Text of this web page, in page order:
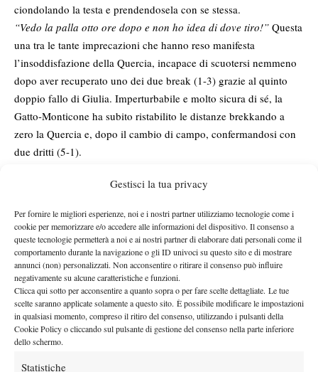
Gestisci la tua privacy
Per fornire le migliori esperienze, noi e i nostri partner utilizziamo tecnologie come i
cookie per memorizzare e/o accedere alle informazioni del dispositivo. Il consenso a
queste tecnologie permetterà a noi e ai nostri partner di elaborare dati personali come il
comportamento durante la navigazione o gli ID univoci su questo sito e di mostrare
annunci (non) personalizzati. Non acconsentire o ritirare il consenso può influire
negativamente su alcune caratteristiche e funzioni.
Clicca qui sotto per acconsentire a quanto sopra o per fare scelte dettagliate. Le tue
scelte saranno applicate solamente a questo sito. È possibile modificare le impostazioni
in qualsiasi momento, compreso il ritiro del consenso, utilizzando i pulsanti della
Cookie Policy o cliccando sul pulsante di gestione del consenso nella parte inferiore
dello schermo.
Statistiche
ciondolando la testa e prendendosela con se stessa.
“Vedo la palla otto ore dopo e non ho idea di dove tiro!” Questa
una tra le tante imprecazioni che hanno reso manifesta
l’insoddisfazione della Quercia, incapace di scuotersi nemmeno
dopo aver recuperato uno dei due break (1-3) grazie al quinto
doppio fallo di Giulia. Imperturbabile e molto sicura di sé, la
Gatto-Monticone ha subito ristabilito le distanze brekkando a
zero la Quercia e, dopo il cambio di campo, confermandosi con
due dritti (5-1).
complice il piccolo rilassamento della rivale. Due giochi
un errore di rovescio davano il match-point a Giulia, annullato
con l’ace centrale. La Quercia non sfruttava altre tre palle del 4-5
e doveva arrendersi al secondo match-point, con un dritto lungo
linea vincente della Gatto-Monticone.
Le premiazioni sono durate quasi quanto la partita e hanno
coinvolto capillarmente, oltre alle autorità, tutti gli addetti ai
lavori, dai raccattapalle ai giudici, passando per i cuochi e i
driver, sotto la supervisione dell’ex davis-man italiano
Massimiliano Narducci. Del resto è comprensibile il desiderio di